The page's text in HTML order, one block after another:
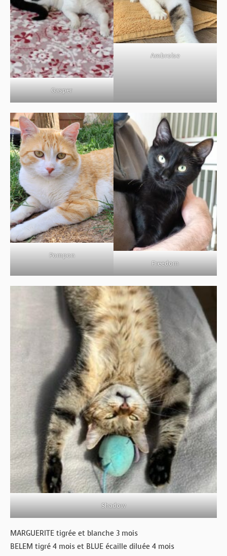
Gasper
Ambroise
Pompon
Freedom
Shadow
MARGUERITE tigrée et blanche 3 mois
BELEM tigré 4 mois et BLUE écaille diluée 4 mois